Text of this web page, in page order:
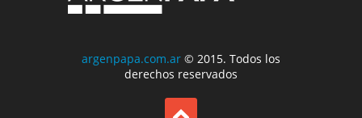
argenpapa.com.ar © 2015. Todos los
derechos reservados